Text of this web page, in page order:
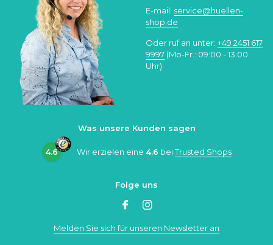
E-mail: service@huellen-
shop.de
Oder ruf an unter: +49 2451 617
9997 (Mo-Fr.: 09:00 - 13:00
Uhr)
Was unsere Kunden sagen
4.6 Wir erzielen eine 4.6 beiTrusted Shops
Folge uns
Melden Sie sich für unseren Newsletter an